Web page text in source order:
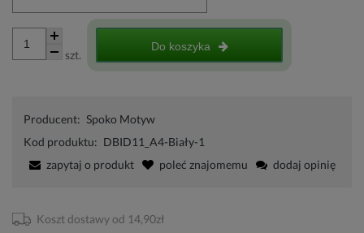
szt.
Do koszyka
Producent: Spoko Motyw
Kod produktu: DBID11_A4-Biały-1
zapytaj o produkt
poleć znajomemu dodaj opinię
Koszt dostawy od 14,90zł